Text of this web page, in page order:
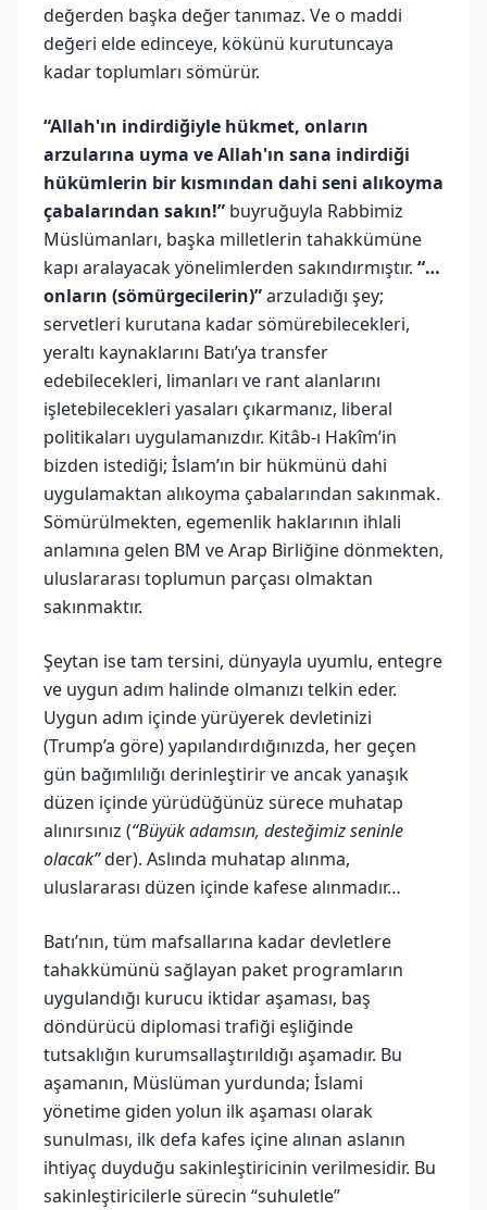
değerden başka değer tanımaz. Ve o maddi
değeri elde edinceye, kökünü kurutuncaya
kadar toplumları sömürür.
“Allah'ın indirdiğiyle hükmet, onların
arzularına uyma ve Allah'ın sana indirdiği
hükümlerin bir kısmından dahi seni alıkoyma
çabalarından sakın!” buyruğuyla Rabbimiz
Müslümanları, başka milletlerin tahakkümüne
kapı aralayacak yönelimlerden sakındırmıştır. “…
onların (sömürgecilerin)”arzuladığı şey;
servetleri kurutana kadar sömürebilecekleri,
yeraltı kaynaklarını Batı’ya transfer
edebilecekleri, limanları ve rant alanlarını
işletebilecekleri yasaları çıkarmanız, liberal
politikaları uygulamanızdır. Kitâb-ı Hakîm’in
bizden istediği; İslam’ın bir hükmünü dahi
uygulamaktan alıkoyma çabalarından sakınmak.
Sömürülmekten, egemenlik haklarının ihlali
anlamına gelen BM ve Arap Birliğine dönmekten,
uluslararası toplumun parçası olmaktan
sakınmaktır.
Şeytan ise tam tersini, dünyayla uyumlu, entegre
ve uygun adım halinde olmanızı telkin eder.
Uygun adım içinde yürüyerek devletinizi
(Trump’a göre) yapılandırdığınızda, her geçen
gün bağımlılığı derinleştirir ve ancak yanaşık
düzen içinde yürüdüğünüz sürece muhatap
alınırsınız (“Büyük adamsın, desteğimiz seninle
olacak”der). Aslında muhatap alınma,
uluslararası düzen içinde kafese alınmadır…
Batı’nın, tüm mafsallarına kadar devletlere
tahakkümünü sağlayan paket programların
uygulandığı kurucu iktidar aşaması, baş
döndürücü diplomasi trafiği eşliğinde
tutsaklığın kurumsallaştırıldığı aşamadır. Bu
aşamanın, Müslüman yurdunda; İslami
yönetime giden yolun ilk aşaması olarak
sunulması, ilk defa kafes içine alınan aslanın
ihtiyaç duyduğu sakinleştiricinin verilmesidir. Bu
sakinleştiricilerle sürecin “suhuletle”